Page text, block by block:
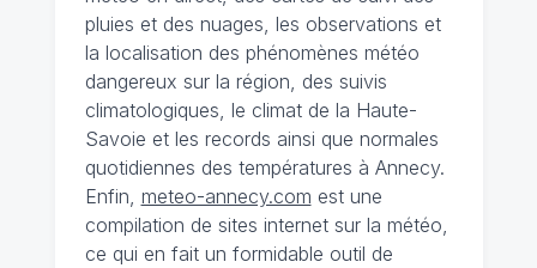
pluies et des nuages, les observations et
la localisation des phénomènes météo
dangereux sur la région, des suivis
climatologiques, le climat de la Haute-
Savoie et les records ainsi que normales
quotidiennes des températures à Annecy.
Enfin, meteo-annecy.com est une
compilation de sites internet sur la météo,
ce qui en fait un formidable outil de